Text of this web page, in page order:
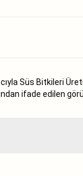
Süs Bitkileri
ifade edilen